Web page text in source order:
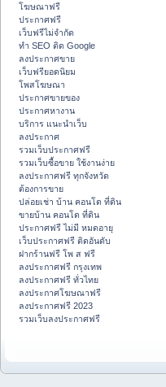
โฆษณาฟรี
ประกาศฟรี
เว็บฟรีไม่จำกัด
ทำ SEO ติด Google
ลงประกาศขาย
เว็บฟรียอดนิยม
โพสโฆษณา
ประกาศขายของ
ประกาศหางาน
บริการ แนะนำเว็บ
ลงประกาศ
รวมเว็บประกาศฟรี
รวมเว็บซื้อขาย ใช้งานง่าย
ลงประกาศฟรี ทุกจังหวัด
ต้องการขาย
ปล่อยเช่า บ้าน คอนโด ที่ดิน
ขายบ้าน คอนโด ที่ดิน
ประกาศฟรี ไม่มี หมดอายุ
เว็บประกาศฟรี ติดอันดับ
ฝากร้านฟรี โพ ส ฟรี
ลงประกาศฟรี กรุงเทพ
ลงประกาศฟรี ทั่วไทย
ลงประกาศโฆษณาฟรี
ลงประกาศฟรี 2023
รวมเว็บลงประกาศฟรี